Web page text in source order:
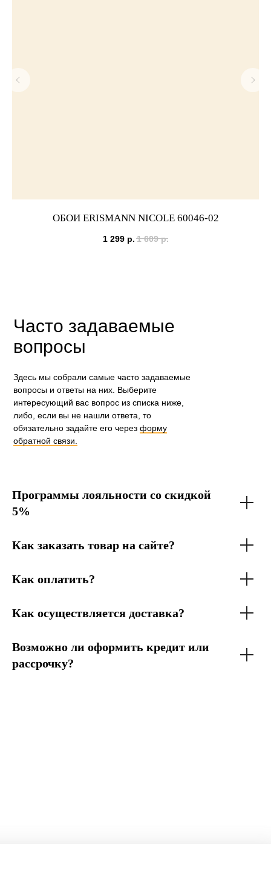
ОБОИ ERISMANN NICOLE 60046-02
1 299 р. 1 609 р.
Часто задаваемые
вопросы
Здесь мы собрали самые часто задаваемые
вопросы и ответы на них. Выберите
интересующий вас вопрос из списка ниже,
либо, если вы не нашли ответа, то
обязательно задайте его черезформу
обратной связи.
Программы лояльности со скидкой
5%
Как заказать товар на сайте?
Как оплатить?
Как осуществляется доставка?
Возможно ли оформить кредит или
рассрочку?